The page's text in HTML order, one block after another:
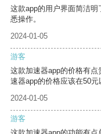
这款app的用户界面简洁
悉操作。
2024-01-05
游客
这款加速器app的价格有
速器app的价格应该在50元
2024-01-05
游客